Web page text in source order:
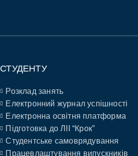
СТУДЕНТУ
Розклад занять
Електронний журнал успішності
Електронна освітня платформа
Підготовка до ЛІІ “Крок”
Студентське самоврядування
Працевлаштування випускників